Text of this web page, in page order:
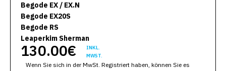
Begode EX / EX.N
Begode EX20S
Begode RS
Leaperkim Sherman
130.00€
INKL.
MWST.
Wenn Sie sich in der MwSt. Registriert haben, können Sie es